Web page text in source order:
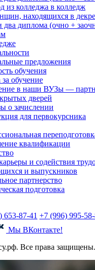
из колледжа в колледж
находящихся в
два диплома (очно +
предложения
обучения
обучение
в наши ВУЗы —
дверей
о зачислении
для первокурсника
квалификации
и содействия
и выпускников
партнерство
подготовка
653-87-41 +7 (996) 995-
Мы ВКонтакте!
Все права защищены.